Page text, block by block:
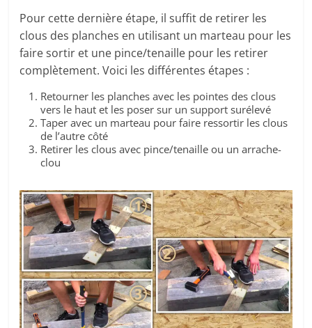
Pour cette dernière étape, il suffit de retirer les
clous des planches en utilisant un marteau pour les
faire sortir et une pince/tenaille pour les retirer
complètement. Voici les différentes étapes :
Retourner les planches avec les pointes des clous
vers le haut et les poser sur un support surélevé
Taper avec un marteau pour faire ressortir les clous
de l’autre côté
Retirer les clous avec pince/tenaille ou un arrache-
clou